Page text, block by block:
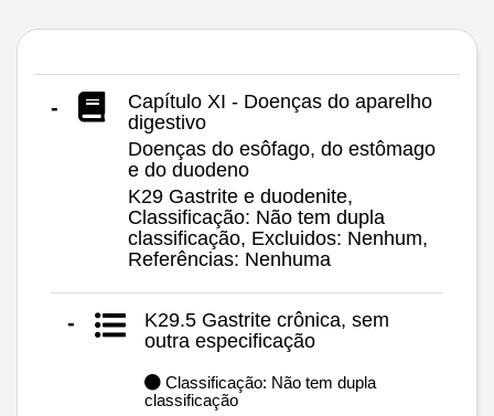
-
Capítulo XI - Doenças do aparelho
digestivo
Doenças do esôfago, do estômago
e do duodeno
K29 Gastrite e duodenite,
Classificação: Não tem dupla
classificação, Excluidos: Nenhum,
Referências: Nenhuma
-
K29.5 Gastrite crônica, sem
outra especificação
Classificação: Não tem dupla
classificação